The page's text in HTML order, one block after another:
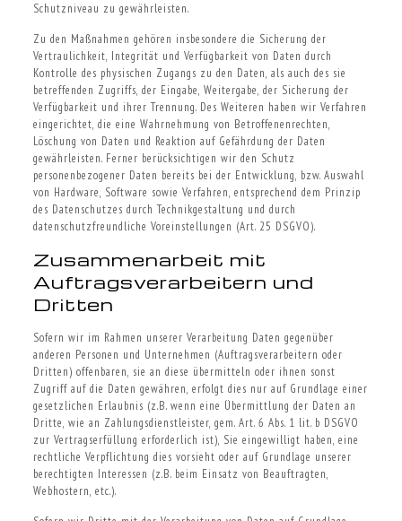
Schutzniveau zu gewährleisten.
Zu den Maßnahmen gehören insbesondere die Sicherung der
Vertraulichkeit, Integrität und Verfügbarkeit von Daten durch
Kontrolle des physischen Zugangs zu den Daten, als auch des sie
betreffenden Zugriffs, der Eingabe, Weitergabe, der Sicherung der
Verfügbarkeit und ihrer Trennung. Des Weiteren haben wir Verfahren
eingerichtet, die eine Wahrnehmung von Betroffenenrechten,
Löschung von Daten und Reaktion auf Gefährdung der Daten
gewährleisten. Ferner berücksichtigen wir den Schutz
personenbezogener Daten bereits bei der Entwicklung, bzw. Auswahl
von Hardware, Software sowie Verfahren, entsprechend dem Prinzip
des Datenschutzes durch Technikgestaltung und durch
datenschutzfreundliche Voreinstellungen (Art. 25 DSGVO).
Zusammenarbeit mit
Auftragsverarbeitern und
Dritten
Sofern wir im Rahmen unserer Verarbeitung Daten gegenüber
anderen Personen und Unternehmen (Auftragsverarbeitern oder
Dritten) offenbaren, sie an diese übermitteln oder ihnen sonst
Zugriff auf die Daten gewähren, erfolgt dies nur auf Grundlage einer
gesetzlichen Erlaubnis (z.B. wenn eine Übermittlung der Daten an
Dritte, wie an Zahlungsdienstleister, gem. Art. 6 Abs. 1 lit. b DSGVO
zur Vertragserfüllung erforderlich ist), Sie eingewilligt haben, eine
rechtliche Verpflichtung dies vorsieht oder auf Grundlage unserer
berechtigten Interessen (z.B. beim Einsatz von Beauftragten,
Webhostern, etc.).